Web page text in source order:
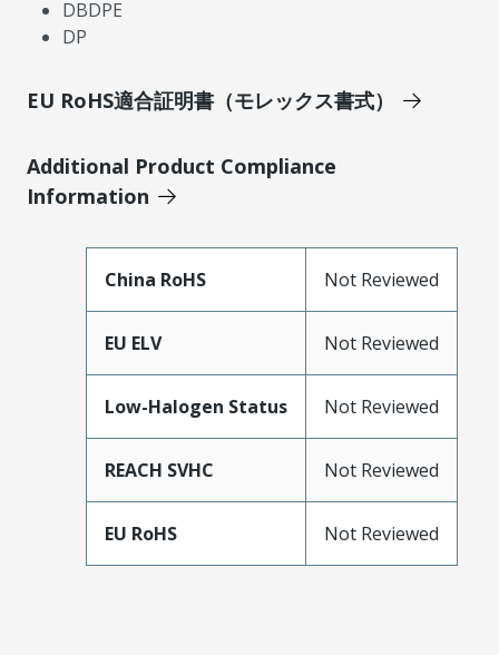
DBDPE
DP
EU RoHS適合証明書（モレックス書式）
Additional Product Compliance
Information
China RoHS Not Reviewed
EU ELV Not Reviewed
Low-Halogen Status Not Reviewed
REACH SVHC Not Reviewed
EU RoHS Not Reviewed